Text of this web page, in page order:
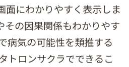
面にわかりやすく表示しま
その因果関係もわかりやす
病気の可能性を類推する
トロンサクラでできるこ